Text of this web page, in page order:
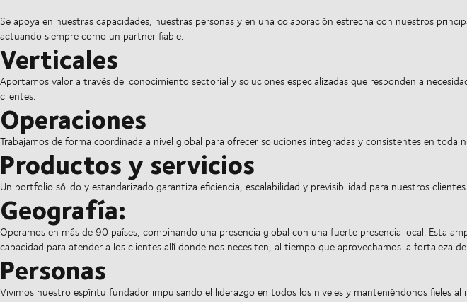
Se apoya en nuestras capacidades, nuestras personas y en una colaboración estrecha con nuestros
actuando siempre como un partner fiable.
Verticales
Aportamos valor a través del conocimiento sectorial y soluciones especializadas que responden a
clientes.
Operaciones
Trabajamos de forma coordinada a nivel global para ofrecer soluciones integradas y consistentes en toda
Productos y servicios
Un portfolio sólido y estandarizado garantiza eficiencia, escalabilidad y previsibilidad para nuestros clientes.
Geografía:
Operamos en más de 90 países, combinando una presencia global con una fuerte presencia local. Esta
capacidad para atender a los clientes allí donde nos necesiten, al tiempo que aprovechamos la fortaleza
Personas
Vivimos nuestro espíritu fundador impulsando el liderazgo en todos los niveles y manteniéndonos fieles al